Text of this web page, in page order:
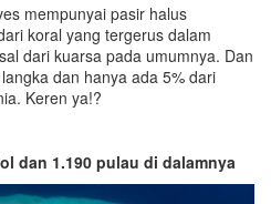
mempunyai pasir halus
koral yang tergerus dalam
dari kuarsa pada umumnya. Dan
dan hanya ada 5% dari
Keren ya!?
dan 1.190 pulau di dalamnya